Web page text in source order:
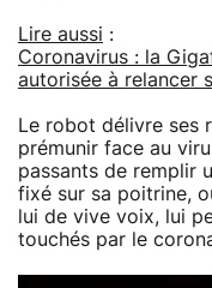
Lire aussi :
Coronavirus : la
autorisée à relancer
Le robot délivre ses
prémunir face au
passants de remplir
fixé sur sa poitrine,
lui de vive voix, lui
touchés par le